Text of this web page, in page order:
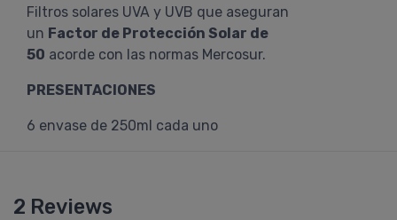
Filtros solares UVA y UVB que aseguran
un Factor de Protección Solar de
50 acorde con las normas Mercosur.
PRESENTACIONES
6 envase de 250ml cada uno
2 Reviews